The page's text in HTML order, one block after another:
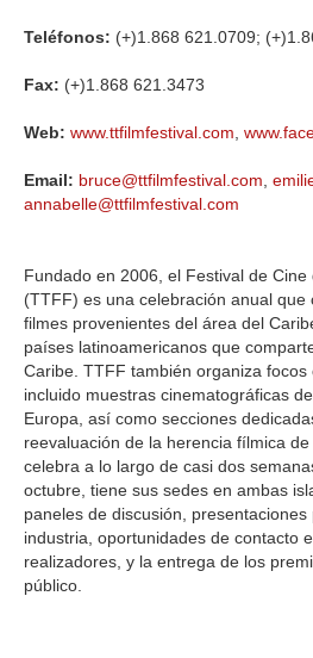
Teléfonos: (+)1.868 621.0709;
Fax: (+)1.868 621.3473
Web: www.ttfilmfestival.com
Email: bruce@ttfilmfestival.com
annabelle@ttfilmfestival.com
Fundado en 2006, el Festival de Cine
(TTFF) es una celebración anual que
filmes provenientes del área del
países latinoamericanos que
Caribe. TTFF también organiza focos
incluido muestras cinematográficas
Europa, así como secciones
reevaluación de la herencia fílmica
celebra a lo largo de casi dos
octubre, tiene sus sedes en ambas
paneles de discusión,
industria, oportunidades de contacto
realizadores, y la entrega de los
público.